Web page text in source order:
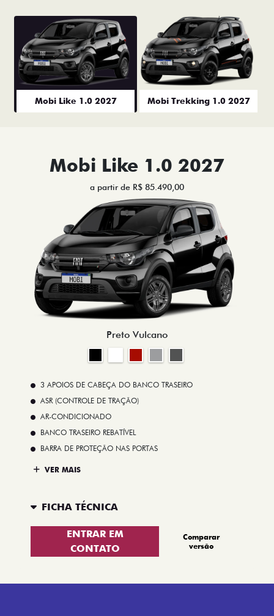
Mobi Like 1.0 2027 Mobi Trekking 1.0 2027
Mobi Like 1.0 2027
a partir de R$ 85.490,00
Preto Vulcano
3 APOIOS DE CABEÇA DO BANCO TRASEIRO
ASR (CONTROLE DE TRAÇÃO)
AR-CONDICIONADO
BANCO TRASEIRO REBATÍVEL
BARRA DE PROTEÇÃO NAS PORTAS
VER MAIS
FICHA TÉCNICA
ENTRAR EM
CONTATO
Comparar
versão